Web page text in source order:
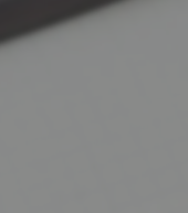
調査事例